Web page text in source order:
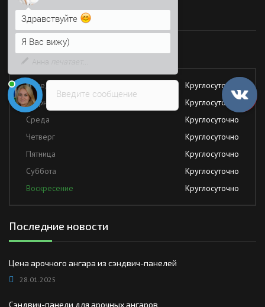
Время работы
Работаем без обеда и выходных
Понедельник
Круглосуточно
Вторник
Круглосуточно
Среда
Круглосуточно
Четверг
Круглосуточно
Пятница
Круглосуточно
Суббота
Круглосуточно
Воскресение
Круглосуточно
Последние новости
Цена арочного ангара из сэндвич-панелей
28.01.2025
Сэндвич-панели для арочных ангаров
Введите сообщение
Я Вас вижу)
Напишите сюда свой вопрос.
Возможно, его решение будет
быстрее